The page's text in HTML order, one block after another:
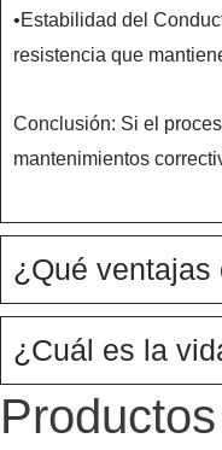
•Estabilidad del
resistencia que
Conclusión: Si el
mantenimientos
¿Qué ventajas
¿Cuál es la